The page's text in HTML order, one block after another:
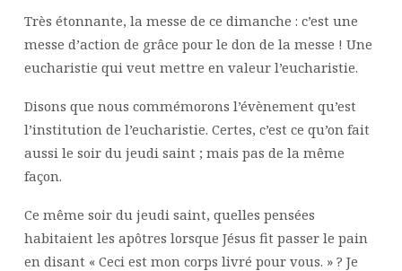
DU
CORPS
ET
DU
SANG
DU
CHRIST
Très étonnante, la messe de ce dimanche : c’est une
messe d’action de grâce pour le don de la messe ! Une
eucharistie qui veut mettre en valeur l’eucharistie.
Disons que nous commémorons l’évènement qu’est
l’institution de l’eucharistie. Certes, c’est ce qu’on fait
aussi le soir du jeudi saint ; mais pas de la même
façon.
Ce même soir du jeudi saint, quelles pensées
habitaient les apôtres lorsque Jésus fit passer le pain
en disant « Ceci est mon corps livré pour vous. » ? Je